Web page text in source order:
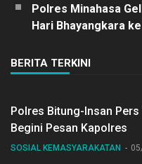
Polres Minahasa
Hari Bhayangkara
BERITA TERKINI
Polres Bitung-Insan Pers
Begini Pesan Kapolres
SOSIAL KEMASYARAKATAN